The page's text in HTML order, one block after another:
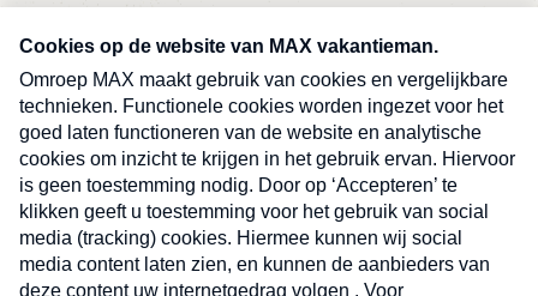
SERVICE
Over Omroep MAX
MAX Vandaag
MAX Meldpunt
Pers
Contact
Algemene voorwaarden